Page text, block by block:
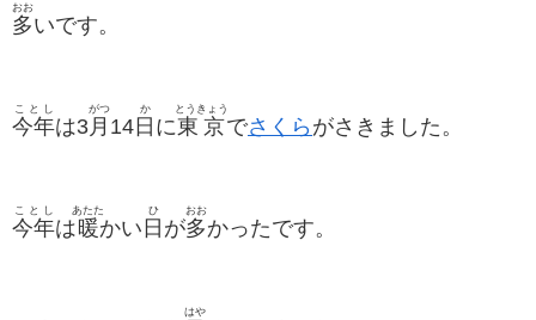
多
おお
いです。
今年
ことし
は3月
がつ
14 日
か
に東京
とうきょう
でさくら がさきました。
今年
ことし
は暖
あたた
かい 日
ひ
が多
おお
かったです。
はや